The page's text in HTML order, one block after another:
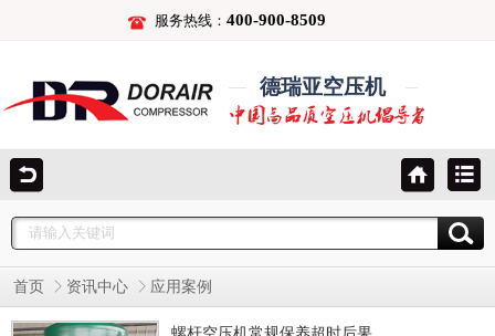
服务热线： 400-900-8509
德瑞亚空压机
首页 资讯中心 应用案例